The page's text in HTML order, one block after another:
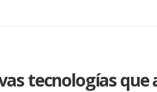
tecnologías